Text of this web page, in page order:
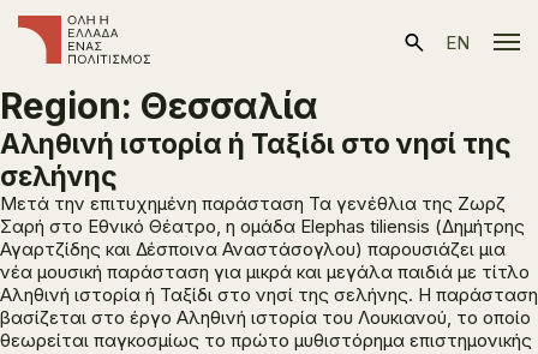
EN
Region: Θεσσαλία
Αληθινή ιστορία ή Ταξίδι στο νησί της
σελήνης
Μετά την επιτυχημένη παράσταση Τα γενέθλια της Ζωρζ
Σαρή στο Εθνικό Θέατρο, η ομάδα Elephas tiliensis (Δημήτρης
Αγαρτζίδης και Δέσποινα Αναστάσογλου) παρουσιάζει μια
νέα μουσική παράσταση για μικρά και μεγάλα παιδιά με τίτλο
Αληθινή ιστορία ή Ταξίδι στο νησί της σελήνης. Η παράσταση
βασίζεται στο έργο Αληθινή ιστορία του Λουκιανού, το οποίο
θεωρείται παγκοσμίως το πρώτο μυθιστόρημα επιστημονικής